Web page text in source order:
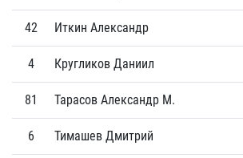
42 Иткин Александр
4 Кругликов Даниил
81 Тарасов Александр М.
6 Тимашев Дмитрий